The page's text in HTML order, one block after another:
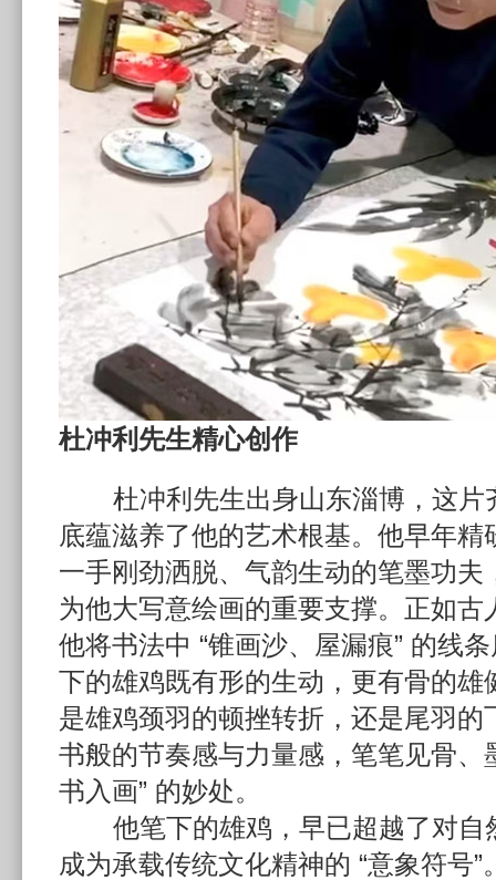
杜冲利先生精心创作
杜冲利先生出身山东淄博，这片
底蕴滋养了他的艺术根基。他早年精
一手刚劲洒脱、气韵生动的笔墨功夫
为他大写意绘画的重要支撑。正如古
他将书法中 “锥画沙、屋漏痕” 的线
下的雄鸡既有形的生动，更有骨的雄
是雄鸡颈羽的顿挫转折，还是尾羽的
书般的节奏感与力量感，笔笔见骨、
书入画” 的妙处。
他笔下的雄鸡，早已超越了对自
成为承载传统文化精神的 “意象符号